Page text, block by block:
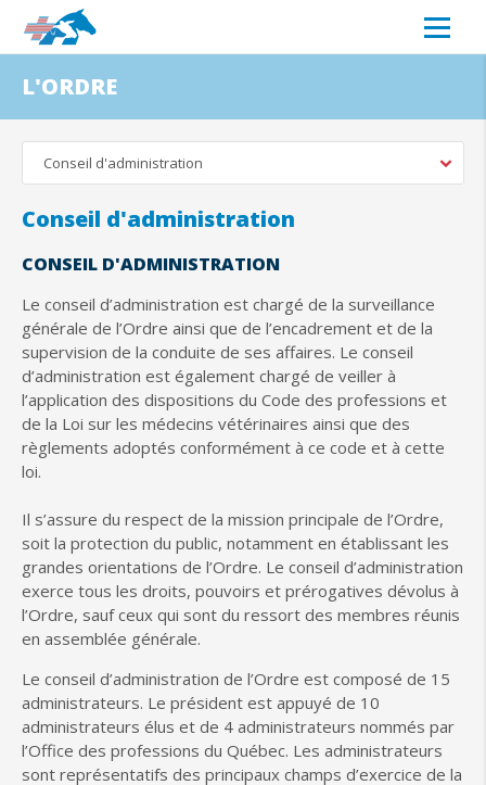
L'ORDRE
Conseil d'administration
Conseil d'administration
CONSEIL D'ADMINISTRATION
Le conseil d’administration est chargé de la surveillance
générale de l’Ordre ainsi que de l’encadrement et de la
supervision de la conduite de ses affaires. Le conseil
d’administration est également chargé de veiller à
l’application des dispositions du Code des professions et
de la Loi sur les médecins vétérinaires ainsi que des
règlements adoptés conformément à ce code et à cette
loi.
Il s’assure du respect de la mission principale de l’Ordre,
soit la protection du public, notamment en établissant les
grandes orientations de l’Ordre. Le conseil d’administration
exerce tous les droits, pouvoirs et prérogatives dévolus à
l’Ordre, sauf ceux qui sont du ressort des membres réunis
en assemblée générale.
Le conseil d’administration de l’Ordre est composé de 15
administrateurs. Le président est appuyé de 10
administrateurs élus et de 4 administrateurs nommés par
l’Office des professions du Québec. Les administrateurs
sont représentatifs des principaux champs d’exercice de la